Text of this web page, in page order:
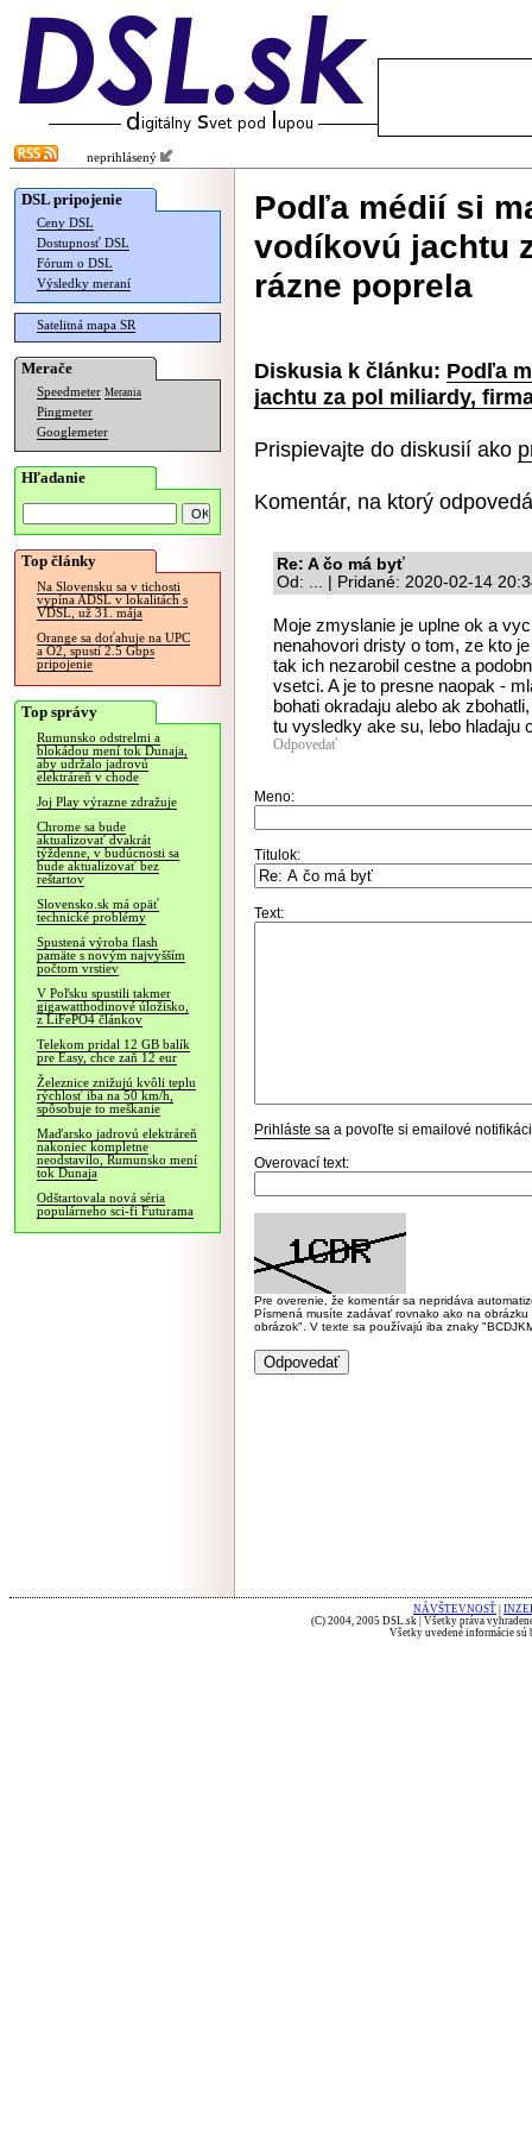
neprihlásený
DSL pripojenie
Ceny DSL
Dostupnosť DSL
Fórum o DSL
Výsledky meraní
Satelitná mapa SR
Merače
Speedmeter Merania
Pingmeter
Googlemeter
Hľadanie
Top články
Na Slovensku sa v tichosti
vypína ADSL v lokalitách s
VDSL, už 31. mája
Orange sa doťahuje na UPC
a O2, spustí 2.5 Gbps
pripojenie
Top správy
Rumunsko odstrelmi a
blokádou mení tok Dunaja,
aby udržalo jadrovú
elektráreň v chode
Joj Play výrazne zdražuje
Chrome sa bude
aktualizovať dvakrát
týždenne, v budúcnosti sa
bude aktualizovať bez
reštartov
Slovensko.sk má opäť
technické problémy
Spustená výroba flash
pamäte s novým najvyšším
počtom vrstiev
V Poľsku spustili takmer
gigawatthodinové úložisko,
z LiFePO4 článkov
Telekom pridal 12 GB balík
pre Easy, chce zaň 12 eur
Železnice znižujú kvôli teplu
rýchlosť iba na 50 km/h,
spôsobuje to meškanie
Maďarsko jadrovú elektráreň
nakoniec kompletne
neodstavilo, Rumunsko mení
tok Dunaja
Odštartovala nová séria
populárneho sci-fi Futurama
Podľa médií si
vodíkovú jachtu
rázne poprela
Diskusia k článku: Podľa
jachtu za pol miliardy,
Prispievajte do diskusií ako
Komentár, na ktorý
Re: A čo má byť
Od: ... | Pridané: 2020-02-14
Moje zmyslanie je uplne ok a
nenahovori dristy o tom, ze kto
tak ich nezarobil cestne a
vsetci. A je to presne naopak -
bohati okradaju alebo ak
tu vysledky ake su, lebo hladaju
Odpovedať
Meno:
Titulok:
Text:
Prihláste sa a povoľte si emailové
Overovací text:
Pre overenie, že komentár sa nepridáva
Písmená musíte zadávať rovnako ako na
obrázok". V texte sa používajú iba znaky
NÁVŠTEVNOSŤ
(C) 2004, 2005 DSL.sk | Všetky práva
Všetky uvedené informácie sú